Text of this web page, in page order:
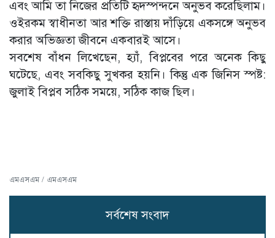
এবং আমি তা নিজের প্রতিটি হৃদস্পন্দনে অনুভব করেছিলাম।
ওইরকম স্বাধীনতা আর শক্তি রাস্তায় দাঁড়িয়ে একসঙ্গে অনুভব
করার অভিজ্ঞতা জীবনে একবারই আসে।
সবশেষ বাঁধন লিখেছেন, হ্যাঁ, বিপ্লবের পরে অনেক কিছু
ঘটেছে, এবং সবকিছু সুখকর হয়নি। কিন্তু এক জিনিস স্পষ্ট:
জুলাই বিপ্লব সঠিক সময়ে, সঠিক কাজ ছিল।
এমএসএম / এমএসএম
সর্বশেষ সংবাদ